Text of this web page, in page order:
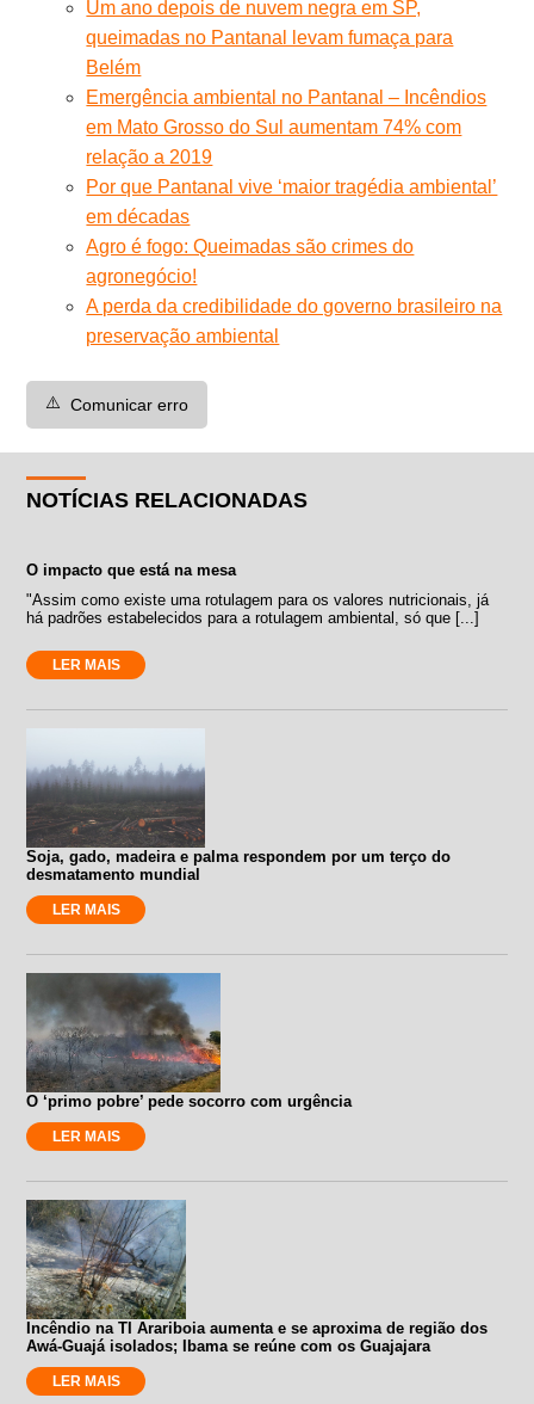
Um ano depois de nuvem negra em SP,
queimadas no Pantanal levam fumaça para
Belém
Emergência ambiental no Pantanal – Incêndios
em Mato Grosso do Sul aumentam 74% com
relação a 2019
Por que Pantanal vive ‘maior tragédia ambiental’
em décadas
Agro é fogo: Queimadas são crimes do
agronegócio!
A perda da credibilidade do governo brasileiro na
preservação ambiental
⚠️ Comunicar erro
NOTÍCIAS RELACIONADAS
O impacto que está na mesa
"Assim como existe uma rotulagem para os valores nutricionais, já
há padrões estabelecidos para a rotulagem ambiental, só que [...]
LER MAIS
Soja, gado, madeira e palma respondem por um terço do
desmatamento mundial
LER MAIS
O ‘primo pobre’ pede socorro com urgência
LER MAIS
Incêndio na TI Arariboia aumenta e se aproxima de região dos
Awá-Guajá isolados; Ibama se reúne com os Guajajara
LER MAIS